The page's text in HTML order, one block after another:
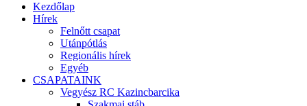
Kezdőlap
Hírek
Felnőtt csapat
Utánpótlás
Regionális hírek
Egyéb
CSAPATAINK
Vegyész RC Kazincbarcika